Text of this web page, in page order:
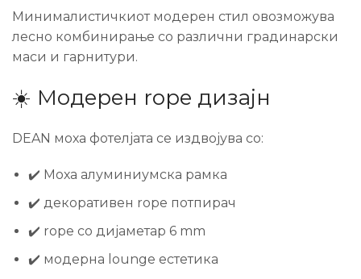
Минималистичкиот модерен стил овозможува
лесно комбинирање со различни градинарски
маси и гарнитури.
☀️ Модерен rope дизајн
DEAN моха фотелјата се издвојува со:
✔️ Моха алуминиумска рамка
✔️ декоративен rope потпирач
✔️ rope со дијаметар 6 mm
✔️ модерна lounge естетика